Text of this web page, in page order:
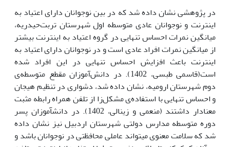
در پژوهشی نشان داده شد که در بین نوجوانان دارای اعتیاد به
اینترنت و نوجوانان عادی متوسطه‌ اول شهرستان تربت‌حیدریه،
میانگین نمرات احساس تنهایی در گروه اعتیاد به اینترنت بیشتر
از میانگین نمرات افراد عادی است و در نوجوانان دارای اعتیاد به
اینترنت باعث افزایش احساس تنهایی در این افراد ‌شده
است(قاسمی طبسی، 1402). در دانش‌آموزان مقطع متوسطه‌ی
دوم شهرستان ارومیه، نشان داده­ شد، دشواری در تنظیم هیجان
و احساس تنهایی با استفاده‌ی مشکل‌زا از تلفن همراه رابطه مثبت
معنادار داشتند (منعمی و زینالی، 1402). در دانش­آموزان پسر
دوره متوسطه مدارس دولتی شهرستان اردبیل نیز نشان داده
شد که سلامت معنوی می­تواند عاملی محافظتی در نوجوانان باشد و